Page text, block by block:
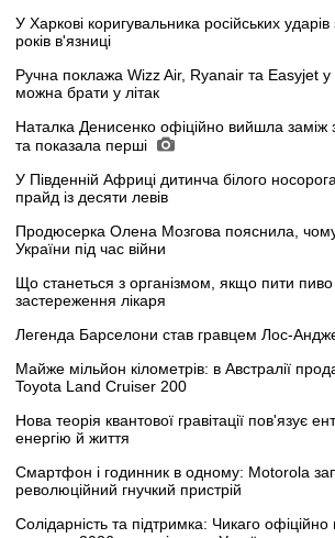
У Харкові коригувальника російських
років в'язниці
Ручна поклажа Wizz Air, Ryanair та Easyjet
можна брати у літак
Наталка Денисенко офіційно вийшла
та показала перші
У Південній Африці дитинча білого
прайд із десяти левів
Продюсерка Олена Мозгова пояснила,
України під час війни
Що станеться з організмом, якщо пити
застереження лікаря
Легенда Барселони став гравцем Лос-
Майже мільйон кілометрів: в Австралії
Toyota Land Cruiser 200
Нова теорія квантової гравітації пов'язує
енергію й життя
Смартфон і годинник в одному: Motorola
революційний гнучкий пристрій
Солідарність та підтримка: Чикаго